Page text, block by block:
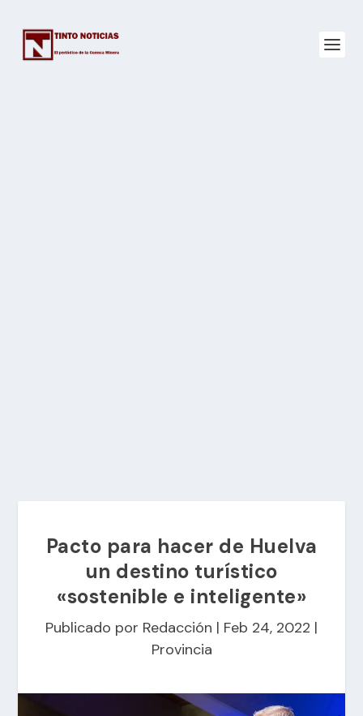
Pacto para hacer de Huelva
un destino turístico
«sostenible e inteligente»
Publicado por Redacción | Feb 24, 2022 |
Provincia